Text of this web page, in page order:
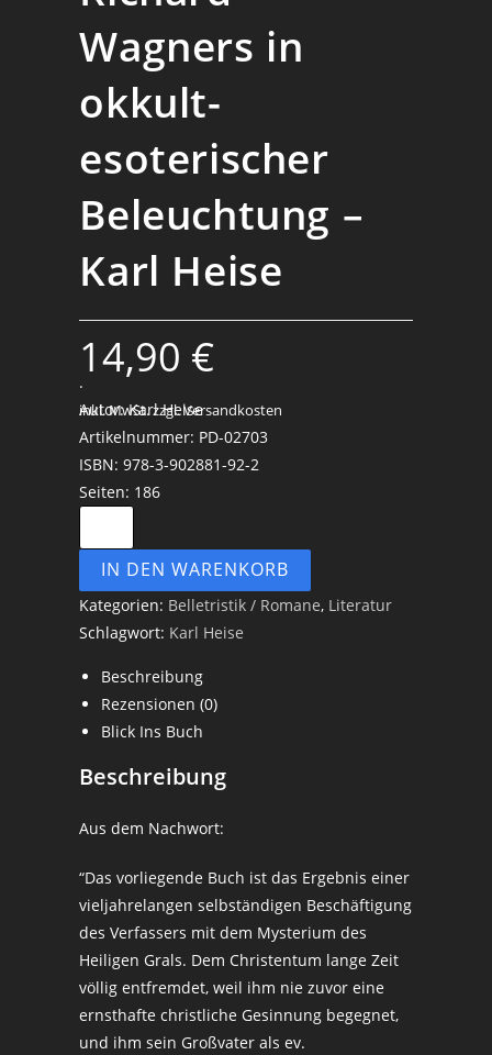
Wagners in
okkult-
esoterischer
Beleuchtung –
Karl Heise
14,90 €
inkl. MwSt.zzgl. Versandkosten
.
Autor: Karl Heise
Artikelnummer: PD-02703
ISBN: 978-3-902881-92-2
Seiten: 186
IN DEN WARENKORB
Kategorien: Belletristik / Romane, Literatur
Schlagwort: Karl Heise
Beschreibung
Rezensionen (0)
Blick Ins Buch
Beschreibung
Aus dem Nachwort:
“Das vorliegende Buch ist das Ergebnis einer
vieljahrelangen selbständigen Beschäftigung
des Verfassers mit dem Mysterium des
Heiligen Grals. Dem Christentum lange Zeit
völlig entfremdet, weil ihm nie zuvor eine
ernsthafte christliche Gesinnung begegnet,
und ihm sein Großvater als ev.